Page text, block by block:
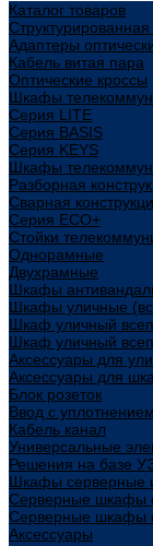
Каталог товаров
Адаптеры
Кабель витая пара
Оптические кроссы
Шкафы
Cерия LITE
Cерия BASIS
Cерия KEYS
Шкафы
Разборная
Сварная
Серия ECO+
Стойки
Однорамные
Двухрамные
Шкафы
Шкафы уличные
Шкаф уличный
Шкаф уличный
Аксессуары для
Аксессуары для
Блок розеток
Ввод с уплотнением
Кабель канал
Универсальные
Решения на базе
Шкафы серверные
Серверные шкафы
Серверные шкафы
Аксессуары